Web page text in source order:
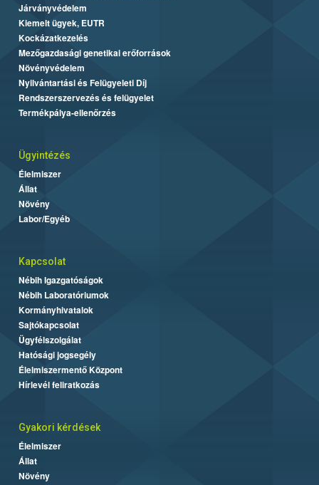
Járványvédelem
Kiemelt ügyek, EUTR
Kockázatkezelés
Mezőgazdasági genetikai erőforrások
Növényvédelem
Nyilvántartási és Felügyeleti Díj
Rendszerszervezés és felügyelet
Termékpálya-ellenőrzés
Ügyintézés
Élelmiszer
Állat
Növény
Labor/Egyéb
Kapcsolat
Nébih Igazgatóságok
Nébih Laboratóriumok
Kormányhivatalok
Sajtókapcsolat
Ügyfélszolgálat
Hatósági jogsegély
Élelmiszermentő Központ
Hírlevél feliratkozás
Gyakori kérdések
Élelmiszer
Állat
Növény